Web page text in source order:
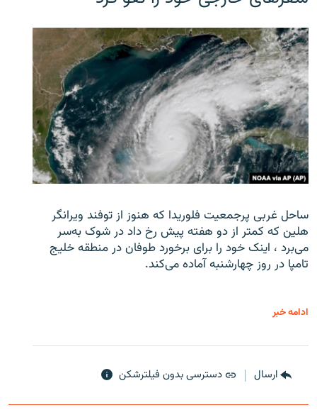
ساحل غربی پرجمعیت فلوریدا که هنوز از توفند ویرانگر
هلین که کمتر از دو هفته پیش رخ داد در شوک به‌سر
می‌برد ، اینک خود را برای برخورد طوفان در منطقه خلیج
تامپا در روز چهارشنبه آماده می‌کند.
ادامه خبر
ارسال دسترسی بدون فیلترشکن